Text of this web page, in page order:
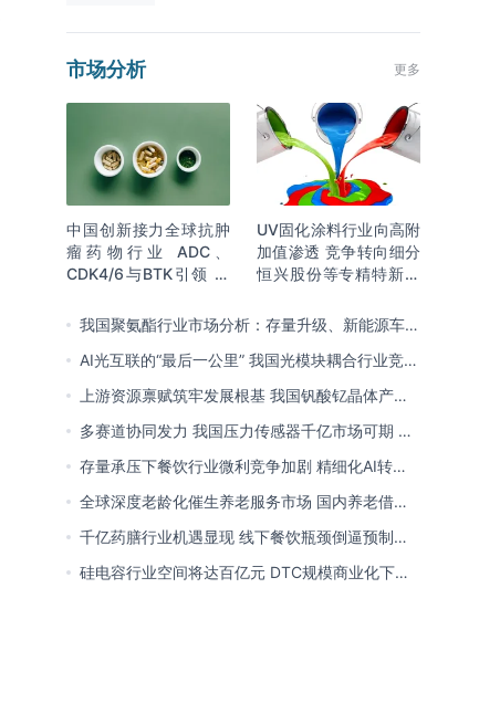
市场分析 更多
中国创新接力全球抗肿
瘤药物行业 ADC、
CDK4/6与BTK引领 医
格局成型
UV固化涂料行业向高附
加值渗透 竞争转向细分
恒兴股份等专精特新小
我国聚氨酯行业市场分析：存量升级、新能源车增
量爆发与内需托底
AI光互联的“最后一公里” 我国光模块耦合行业竞争
处于三角博弈格局
上游资源禀赋筑牢发展根基 我国钒酸钇晶体产能
领跑全球 行业有望迎来高速发展
多赛道协同发力 我国压力传感器千亿市场可期 市
场结构将向MEMS产品倾斜
存量承压下餐饮行业微利竞争加剧 精细化AI转型
与多元业态破解成本剪刀差
全球深度老龄化催生养老服务市场 国内养老借职
业资格制度迈向品质规范化发展
千亿药膳行业机遇显现 线下餐饮瓶颈倒逼预制
化、零食化转型 企业开启整合新局
硅电容行业空间将达百亿元 DTC规模商业化下